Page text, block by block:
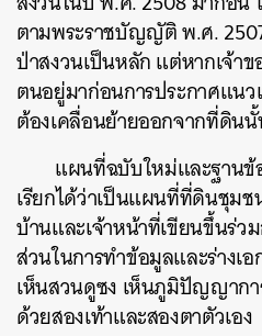
ตามพระราชบัญญัติ พ.ศ.
ป่าสงวนเป็นหลัก แต่หากเจ้า
ตนอยู่มาก่อนการประกาศแน
ต้องเคลื่อนย้ายออกจากที่ดิน
แผนที่ฉบับใหม่และฐาน
เรียกได้ว่าเป็นแผนที่ที่ดินชุม
บ้านและเจ้าหน้าที่เขียนขึ้นร่ว
ส่วนในการทำข้อมูลและร่างเ
เห็นสวนดูซง เห็นภูมิปัญญาก
ด้วยสองเท้าและสองตาตัวเอง